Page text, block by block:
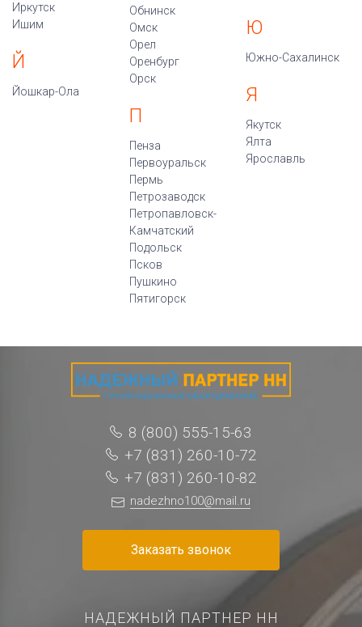
Иркутск
Ишим
Й
Йошкар-Ола
Обнинск
Омск
Орел
Оренбург
Орск
П
Пенза
Первоуральск
Пермь
Петрозаводск
Петропавловск-
Камчатский
Подольск
Псков
Пушкино
Пятигорск
Ю
Южно-Сахалинск
Я
Якутск
Ялта
Ярославль
8 (800) 555-15-63
+7 (831) 260-10-72
+7 (831) 260-10-82
nadezhno100@mail.ru
Заказать звонок
НАДЕЖНЫЙ ПАРТНЕР НН